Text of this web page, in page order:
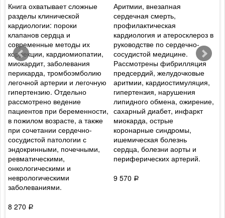
Книга охватывает сложные
разделы клинической
кардиологии: пороки
клапанов сердца и
современные методы их
коррекции, кардиомиопатии,
миокардит, заболевания
перикарда, тромбоэмболию
легочной артерии и легочную
гипертензию. Отдельно
рассмотрено ведение
пациентов при беременности,
в пожилом возрасте, а также
при сочетании сердечно-
сосудистой патологии с
эндокринными, почечными,
ревматическими,
онкологическими и
неврологическими
заболеваниями.
8 270 Р
Аритмии, внезапная
сердечная смерть,
профилактическая
кардиология и атеросклероз в
руководстве по сердечно-
сосудистой медицине.
Рассмотрены фибрилляция
предсердий, желудочковые
аритмии, кардиостимуляция,
гипертензия, нарушения
липидного обмена, ожирение,
сахарный диабет, инфаркт
миокарда, острые
коронарные синдромы,
ишемическая болезнь
сердца, болезни аорты и
периферических артерий.
9 570 Р